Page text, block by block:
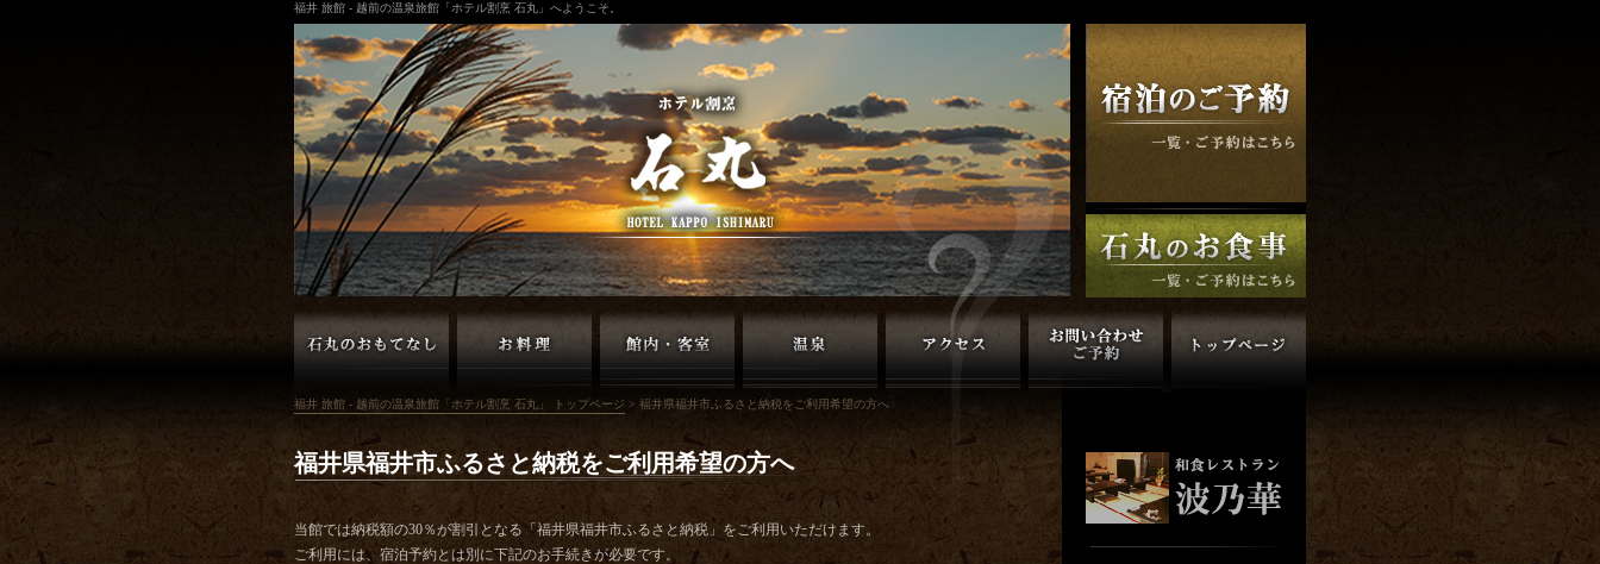
福井 旅館 - 越前の温泉旅館「ホテル割烹 石丸」へようこそ。
福井 旅館 - 越前の温泉旅館「ホテル割烹 石丸」 トップページ > 福井県福井市ふるさと納税をご利用希望の方へ
福井県福井市ふるさと納税をご利用希望の方へ
当館では納税額の30％が割引となる「福井県福井市ふるさと納税」をご利用いただけます。
ご利用には、宿泊予約とは別に下記のお手続きが必要です。